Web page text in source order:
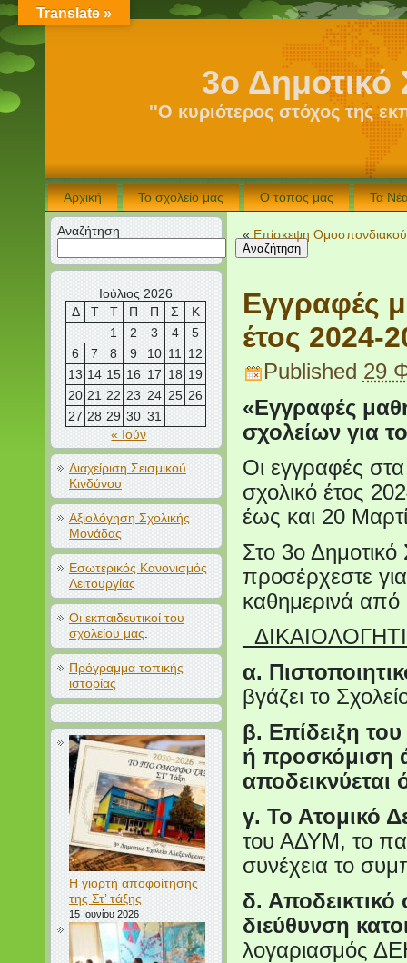
3ο Δημοτικό
''Ο κυριότερος στόχος της
Αρχική Το σχολείο μας Ο τόπος μας Τα
Αναζήτηση
Αναζήτηση
Ιούλιος 2026
Δ
Τ Τ Π Π Σ
Κ
1
2 3 4
5
6
7 8 9 10 11
12
13 14 15 16 17 18 19
20 21 22 23 24 25 26
27 28 29 30 31
« Ιούν
Διαχείριση Σεισμικού
Κινδύνου
Αξιολόγηση Σχολικής
Μονάδας
Εσωτερικός Κανονισμός
Λειτουργίας
Οι εκπαιδευτικοί του
σχολείου μας
Πρόγραμμα τοπικής
ιστορίας
Η γιορτή αποφοίτησης
της Στ’ τάξης
15 Ιουνίου 2026
« Επίσκεψη Ομοσπονδιακού
Εγγραφές
έτος 2024-
Published 29
«Εγγραφές
σχολείων για
Οι εγγραφές στα
σχολικό έτος
έως και 20
Στο 3ο Δημοτικό
προσέρχεστε
καθημερινά
α.
βγάζει το
β. Επίδειξη
ή προσκόμιση
αποδεικνύεται
γ. Το Ατομικό
του ΑΔΥΜ, το
συνέχεια το
δ. Αποδεικτικό
διεύθυνση
λογαριασμός
Translate »